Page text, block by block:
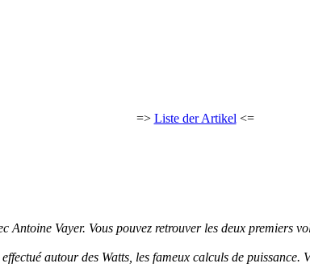
=> Liste der Artikel <=
Antoine Vayer. Vous pouvez retrouver les deux premiers
autour des Watts, les fameux calculs de